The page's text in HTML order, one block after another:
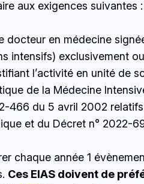
aux exigences suivantes :
en médecine
intensifs) exclusivement
l’activité en unité de
de la Médecine
466 du 5 avril 2002
et du Décret n° 2022-
chaque année 1
Ces EIAS doivent de